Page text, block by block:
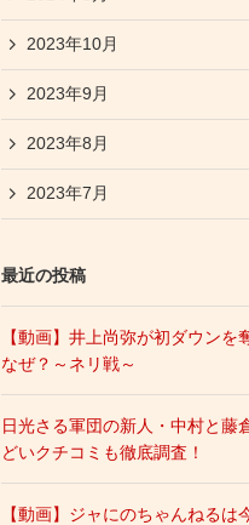
2023年10月
2023年9月
2023年8月
2023年7月
最近の投稿
【動画】井上尚弥が初ダウンを
なぜ？～ネリ戦～
日光さる軍団の新人・中村と藤
どいクチコミも徹底調査！
【動画】ジャにのちゃんねるは